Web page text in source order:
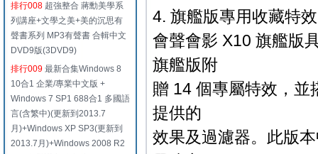
排行008 超強整合 蔣勳美學系
列講座+文學之美+美的沉思有
聲書系列 MP3有聲書 合輯中文
DVD9版(3DVD9)
排行009 最新合集Windows 8
10合1 企業/專業中文版 +
Windows 7 SP1 688合1 多國語
言(含繁中)(更新到2013.7
月)+Windows XP SP3(更新到
2013.7月)+Windows 2008 R2
4. 旗艦版專用收藏特效
會聲會影 X10 旗艦版
旗艦版附
贈 14 個專屬特效，
提供的
效果及過濾器。此版